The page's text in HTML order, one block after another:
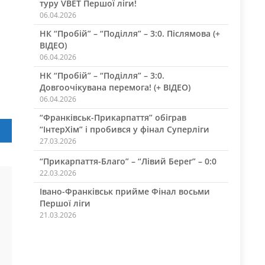
туру VBET Першої ліги!
06.04.2026
НК “Пробій” – “Поділля” – 3:0. Післямова (+
ВІДЕО)
06.04.2026
НК “Пробій” – “Поділля” – 3:0.
Довгоочікувана перемога! (+ ВІДЕО)
06.04.2026
“Франківськ-Прикарпаття” обіграв
“ІнтерХім” і пробився у фінал Суперліги
27.03.2026
“Прикарпаття-Благо” – “Лівий Берег” – 0:0
22.03.2026
Івано-Франківськ прийме Фінал восьми
Першої ліги
21.03.2026